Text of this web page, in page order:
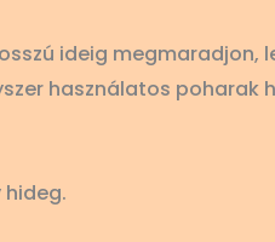
ideig megmaradjon,
használatos poharak